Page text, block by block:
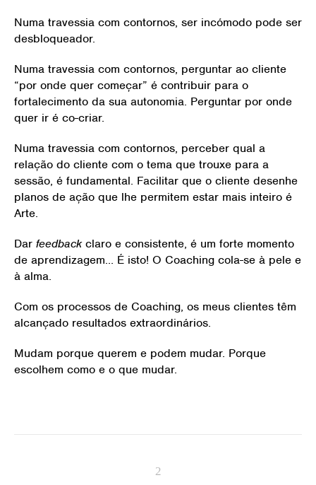
Numa travessia com contornos, ser incómodo pode ser
desbloqueador.
Numa travessia com contornos, perguntar ao cliente
“por onde quer começar” é contribuir para o
fortalecimento da sua autonomia. Perguntar por onde
quer ir é co-criar.
Numa travessia com contornos, perceber qual a
relação do cliente com o tema que trouxe para a
sessão, é fundamental. Facilitar que o cliente desenhe
planos de ação que lhe permitem estar mais inteiro é
Arte.
Dar feedbackclaro e consistente, é um forte momento
de aprendizagem… É isto! O Coaching cola-se à pele e
à alma.
Com os processos de Coaching, os meus clientes têm
alcançado resultados extraordinários.
Mudam porque querem e podem mudar. Porque
escolhem como e o que mudar.